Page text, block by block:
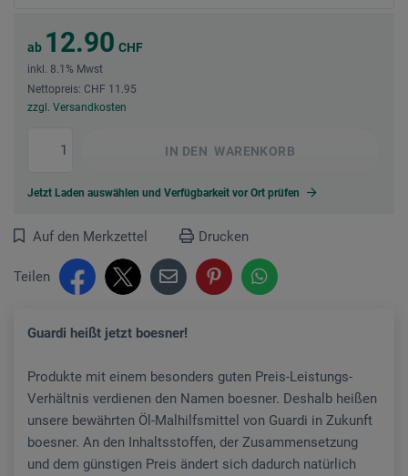
ab 12.90 CHF
inkl. 8.1% Mwst
Nettopreis: CHF 11.95
zzgl. Versandkosten
IN DEN WARENKORB
Jetzt Laden auswählen und Verfügbarkeit vor Ort prüfen
Auf den Merkzettel Drucken
Teilen
Guardi heißt jetzt boesner!
Produkte mit einem besonders guten Preis-Leistungs-
Verhältnis verdienen den Namen boesner. Deshalb heißen
unsere bewährten Öl-Malhilfsmittel von Guardi in Zukunft
boesner. An den Inhaltsstoffen, der Zusammensetzung
und dem günstigen Preis ändert sich dadurch natürlich